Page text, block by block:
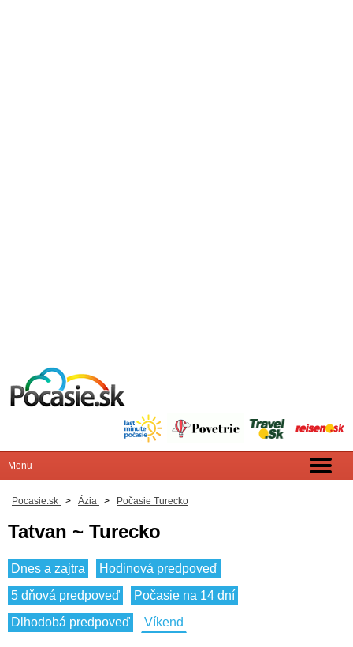
Pocasie.sk > Ázia > Počasie Turecko
Tatvan ~ Turecko
Dnes a zajtra
Hodinová predpoveď
5 dňová predpoveď
Počasie na 14 dní
Dlhodobá predpoveď
Víkend